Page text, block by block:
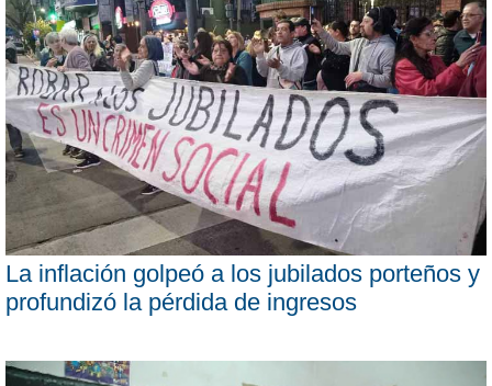
La inflación golpeó a los jubilados porteños y
profundizó la pérdida de ingresos